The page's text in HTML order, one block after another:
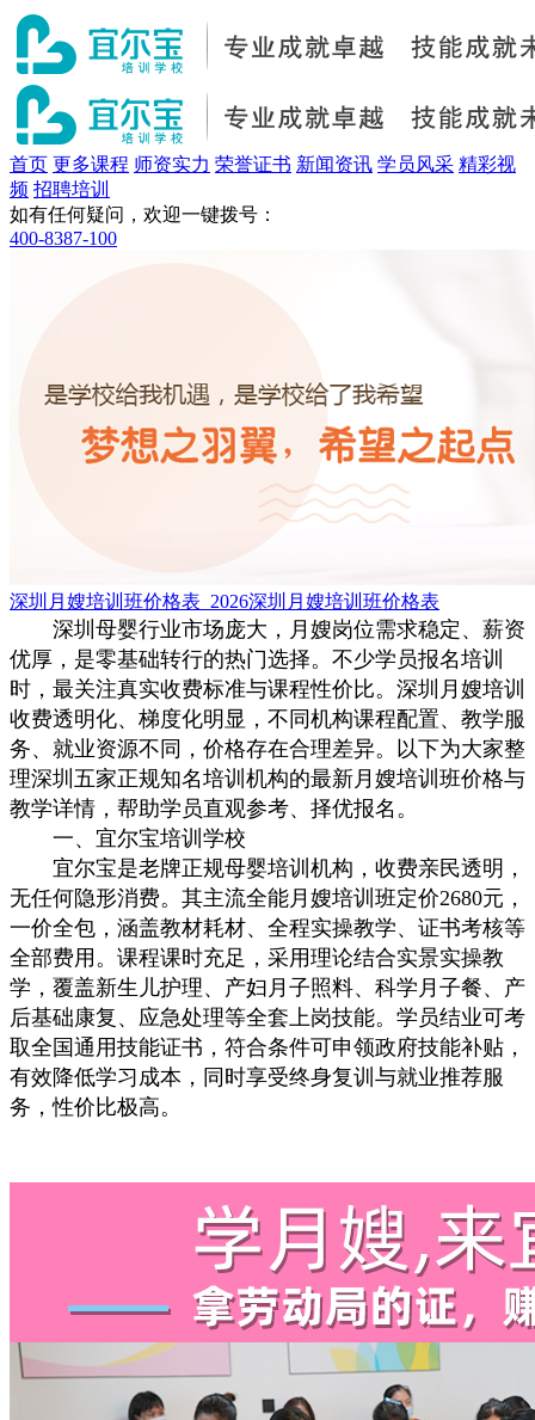
首页 更多课程 师资实力 荣誉证书 新闻资讯 学员风采 精彩视
频 招聘培训
如有任何疑问，欢迎一键拨号：
400-8387-100
深圳月嫂培训班价格表_2026深圳月嫂培训班价格表
深圳母婴行业市场庞大，月嫂岗位需求稳定、薪资
优厚，是零基础转行的热门选择。不少学员报名培训
时，最关注真实收费标准与课程性价比。深圳月嫂培训
收费透明化、梯度化明显，不同机构课程配置、教学服
务、就业资源不同，价格存在合理差异。以下为大家整
理深圳五家正规知名培训机构的最新月嫂培训班价格与
教学详情，帮助学员直观参考、择优报名。
一、宜尔宝培训学校
宜尔宝是老牌正规母婴培训机构，收费亲民透明，
无任何隐形消费。其主流全能月嫂培训班定价2680元，
一价全包，涵盖教材耗材、全程实操教学、证书考核等
全部费用。课程课时充足，采用理论结合实景实操教
学，覆盖新生儿护理、产妇月子照料、科学月子餐、产
后基础康复、应急处理等全套上岗技能。学员结业可考
取全国通用技能证书，符合条件可申领政府技能补贴，
有效降低学习成本，同时享受终身复训与就业推荐服
务，性价比极高。